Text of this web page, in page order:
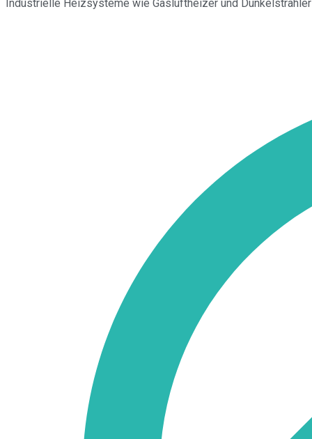
Industrielle Heizsysteme wie Gasluftheizer und Dunkelstrahler